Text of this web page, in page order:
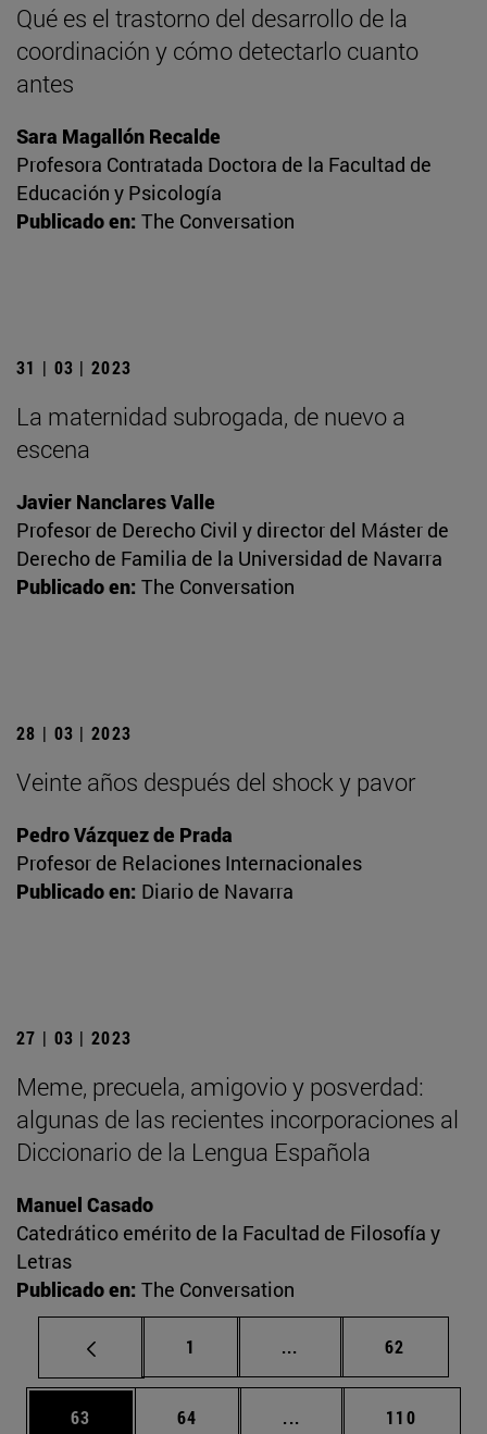
Qué es el trastorno del desarrollo de la
coordinación y cómo detectarlo cuanto
antes
Sara Magallón Recalde
Profesora Contratada Doctora de la Facultad de
Educación y Psicología
Publicado en: The Conversation
31 | 03 | 2023
La maternidad subrogada, de nuevo a
escena
Javier Nanclares Valle
Profesor de Derecho Civil y director del Máster de
Derecho de Familia de la Universidad de Navarra
Publicado en: The Conversation
28 | 03 | 2023
Veinte años después del shock y pavor
Pedro Vázquez de Prada
Profesor de Relaciones Internacionales
Publicado en: Diario de Navarra
27 | 03 | 2023
Meme, precuela, amigovio y posverdad:
algunas de las recientes incorporaciones al
Diccionario de la Lengua Española
Manuel Casado
Catedrático emérito de la Facultad de Filosofía y
Letras
Publicado en: The Conversation
Página
1 ... Páginas intermedias
Página
62
Página
63 Página
64 ... Páginas intermedias
Página
110